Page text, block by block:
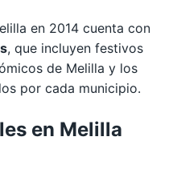
en 2014 cuenta con
, que incluyen festivos
de Melilla y los
por cada municipio.
en Melilla